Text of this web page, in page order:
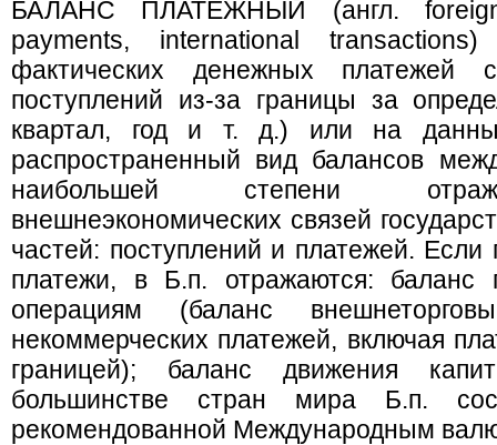
БАЛАНС ПЛАТЕЖНЫЙ (англ.
payments, international
фактических денежных
поступлений из-за границы за
квартал, год и т. д.) или на
распространенный вид балансов
наибольшей степени
внешнеэкономических связей
частей: поступлений и платежей.
платежи, в Б.п. отражаются: баланс
операциям (баланс
некоммерческих платежей, включая
границей); баланс движения
большинстве стран мира Б.п.
рекомендованной Международным